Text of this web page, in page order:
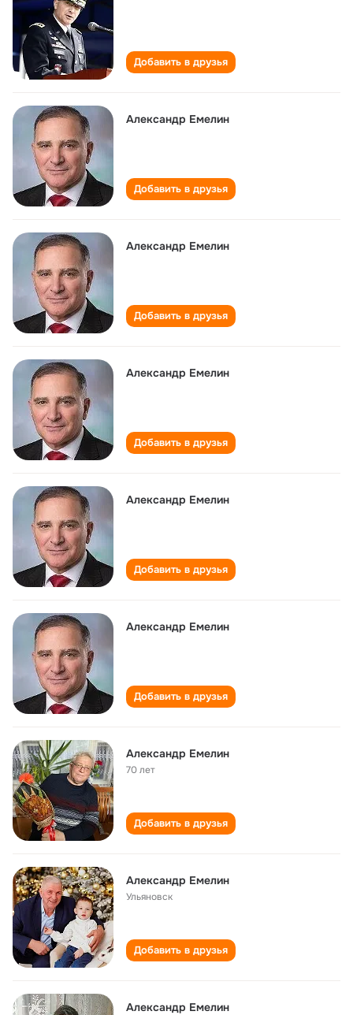
Добавить в друзья
Александр Емелин
Добавить в друзья
Александр Емелин
Добавить в друзья
Александр Емелин
Добавить в друзья
Александр Емелин
Добавить в друзья
Александр Емелин
Добавить в друзья
Александр Емелин
70 лет
Добавить в друзья
Александр Емелин
Ульяновск
Добавить в друзья
Александр Емелин